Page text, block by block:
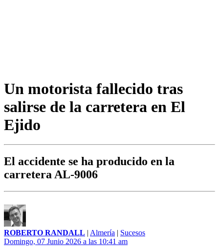
Un motorista fallecido tras
salirse de la carretera en El
Ejido
El accidente se ha producido en la
carretera AL-9006
ROBERTO RANDALL | Almería | Sucesos
Domingo, 07 Junio 2026 a las 10:41 am